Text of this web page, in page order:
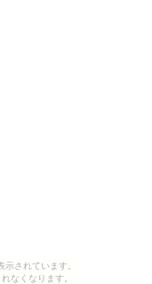
されています。
なくなります。